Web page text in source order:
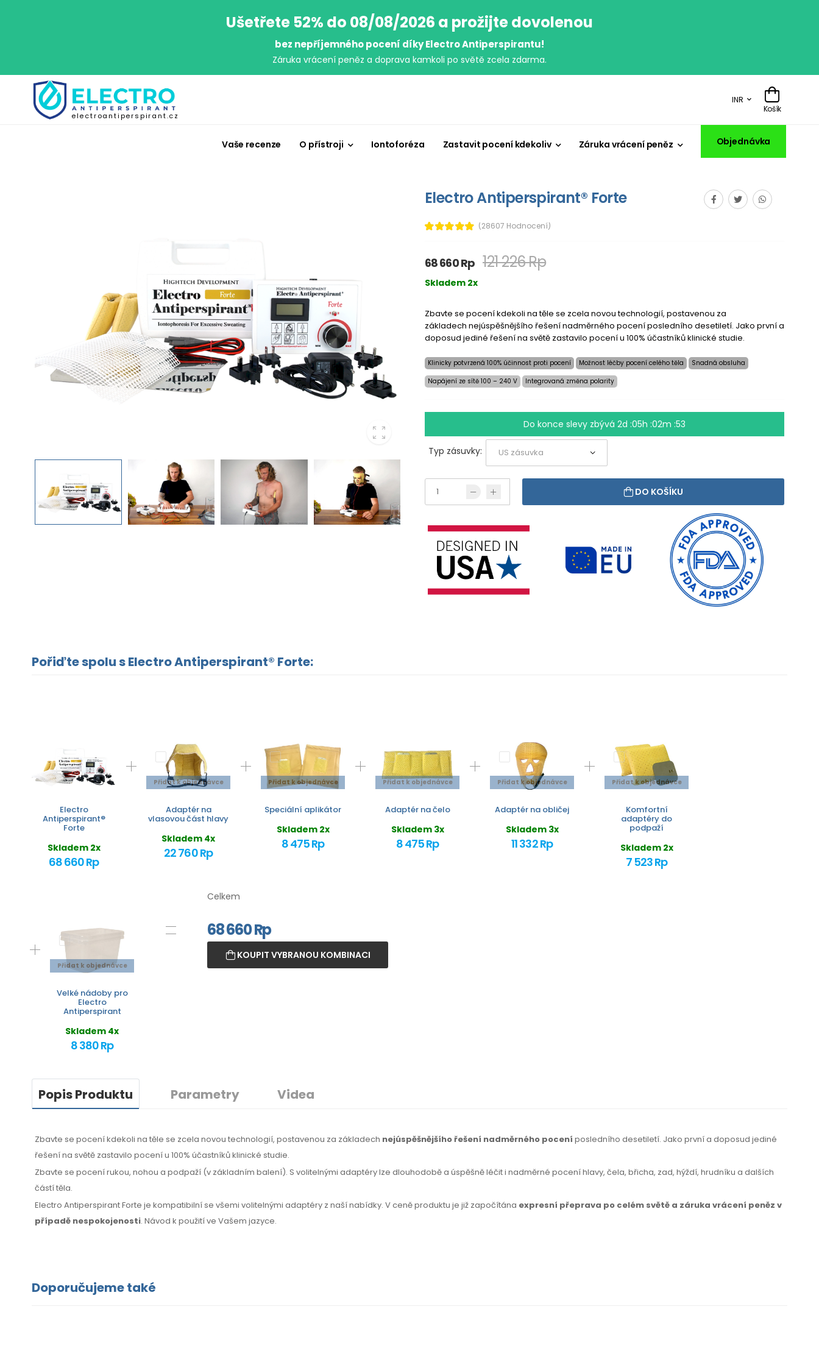
Ušetřete 52% do 08/08/2026 a prožijte dovolenou
bez nepříjemného pocení díky Electro Antiperspirantu!
Záruka vrácení peněz a doprava kamkoli po světě zcela zdarma.
electroantiperspirant.cz
INR
Košík
Vaše recenze O přístroji Iontoforéza Zastavit pocení kdekoliv Záruka vrácení peněz Objednávka
Electro Antiperspirant® Forte
(28607 Hodnocení)
68 660 Rp 121 226 Rp
Skladem 2x
Zbavte se pocení kdekoli na těle se zcela novou technologií, postavenou za
základech nejúspěšnějšího řešení nadměrného pocení posledního desetiletí. Jako první a
doposud jediné řešení na světě zastavilo pocení u 100% účastníků klinické studie.
Klinicky potvrzená 100% účinnost proti pocení Možnost léčby pocení celého těla
Snadná obsluha
Napájení ze sítě 100 – 240 V
Integrovaná změna polarity
Do konce slevy zbývá 2d :05h :02m :52
Typ zásuvky:
DO KOŠÍKU
Pořiďte spolu s Electro Antiperspirant® Forte:
Electro
Antiperspirant®
Forte
Skladem 2x
68 660 Rp
Přidat k objednávce
Adaptér na
vlasovou část hlavy
Skladem 4x
22 760 Rp
Přidat k objednávce
Speciální aplikátor
Skladem 2x
8 475 Rp
Přidat k objednávce
Adaptér na čelo
Skladem 3x
8 475 Rp
Přidat k objednávce
Adaptér na obličej
Skladem 3x
11 332 Rp
Přidat k objednávce
Komfortní
adaptéry do
podpaží
Skladem 2x
7 523 Rp
Přidat k objednávce
Velké nádoby pro
Electro
Antiperspirant
Skladem 4x
8 380 Rp
Celkem
68 660Rp
KOUPIT VYBRANOU KOMBINACI
Popis Produktu Parametry Videa
Zbavte se pocení kdekoli na těle se zcela novou technologií, postavenou za základech nejúspěšnějšího řešení nadměrného pocení posledního desetiletí. Jako první a doposud jediné
řešení na světě zastavilo pocení u 100% účastníků klinické studie.
Zbavte se pocení rukou, nohou a podpaží (v základním balení). S volitelnými adaptéry lze dlouhodobě a úspěšně léčit i nadměrné pocení hlavy, čela, břicha, zad, hýždí, hrudníku a dalších
částí těla.
Electro Antiperspirant Forte je kompatibilní se všemi volitelnými adaptéry z naší nabídky. V ceně produktu je již započítána expresní přeprava po celém světě a záruka vrácení peněz v
případě nespokojenosti. Návod k použití ve Vašem jazyce.
Doporučujeme také